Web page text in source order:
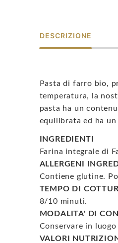
DESCRIZIONE
Pasta di farro bio,
temperatura, la
pasta ha un
equilibrata ed ha
INGREDIENTI
Farina integrale di
ALLERGENI
Contiene glutine.
TEMPO DI
8/10 minuti.
MODALITA' DI
Conservare in
VALORI